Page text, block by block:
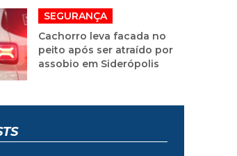
SEGURANÇA
Cachorro leva facada no
peito após ser atraído por
assobio em Siderópolis